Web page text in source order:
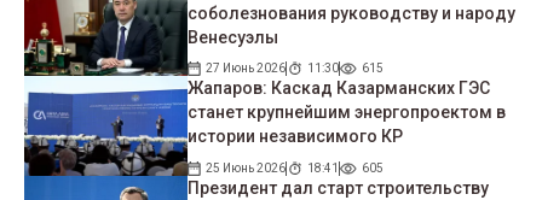
соболезнования руководству и народу
Венесуэлы
27 Июнь 2026 11:30 615
Жапаров: Каскад Казарманских ГЭС
станет крупнейшим энергопроектом в
истории независимого КР
25 Июнь 2026 18:41 605
Президент дал старт строительству